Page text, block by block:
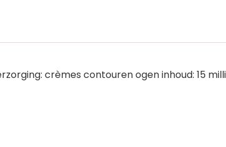
crèmes contouren ogen inhoud: 15